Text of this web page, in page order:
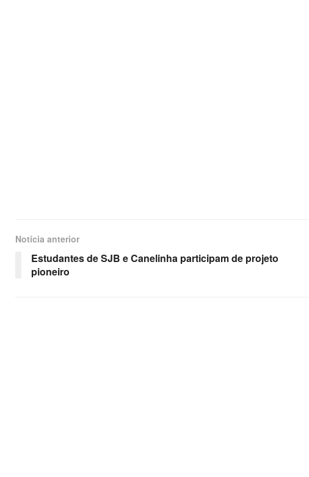
Notícia anterior
Estudantes de SJB e Canelinha participam de projeto
pioneiro